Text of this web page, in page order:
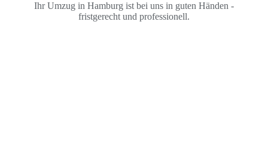
Ihr Umzug in Hamburg ist bei uns in guten Händen -
fristgerecht und professionell.